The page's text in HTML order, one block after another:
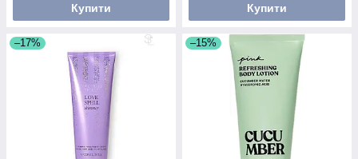
Купити Купити
–17% –15%